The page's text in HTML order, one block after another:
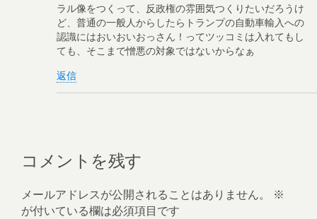
ラル像をつくって、反政権の雰囲気つくりたいだろうけ
ど、普通の一般人からしたらトランプの自動車輸入への
認識にはおいおいおっさん！ってツッコミは入れてもし
ても、そこまで憎悪の対象ではないからなぁ
返信
コメントを残す
メールアドレスが公開されることはありません。
※
が付いている欄は必須項目です